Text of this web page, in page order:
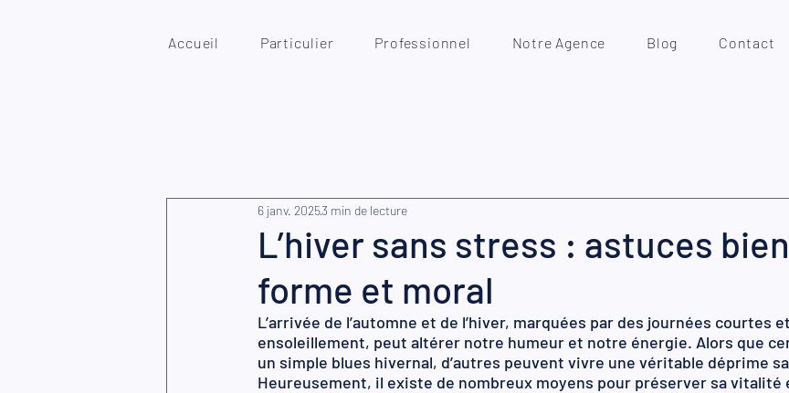
Accueil Particulier Professionnel Notre Agence Blog Contact
L’hiver sans stress : astuces
forme et moral
6 janv. 20253 min de lecture
L’arrivée de l’automne et de l’hiver, marquées par des journées courtes
ensoleillement, peut altérer notre humeur et notre énergie. Alors que
un simple blues hivernal, d’autres peuvent vivre une véritable déprime
Heureusement, il existe de nombreux moyens pour préserver sa vitalité